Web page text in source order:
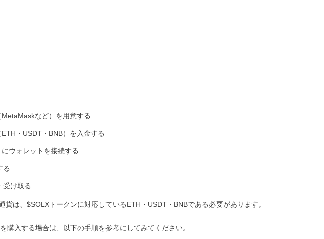
など）を用意する
・USDT・BNB）を入金する
にウォレットを接続する
る
受け取る
貨は、$SOLXトークンに対応しているETH・USDT・BNBである必要があります。
購入する場合は、以下の手順を参考にしてみてください。